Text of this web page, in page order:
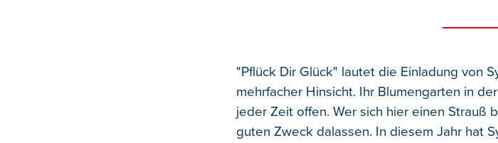
"Pflück Dir Glück" lautet die Einladung von
mehrfacher Hinsicht. Ihr Blumengarten in
jeder Zeit offen. Wer sich hier einen Strauß
guten Zweck dalassen. In diesem Jahr hat